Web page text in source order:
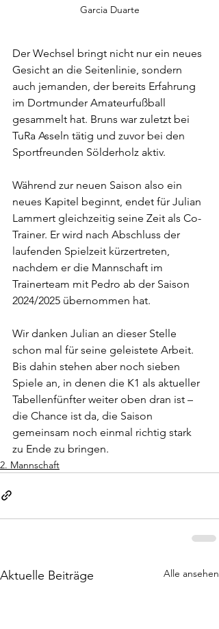
Garcia Duarte
Der Wechsel bringt nicht nur ein neues
Gesicht an die Seitenlinie, sondern
auch jemanden, der bereits Erfahrung
im Dortmunder Amateurfußball
gesammelt hat. Bruns war zuletzt bei
TuRa Asseln tätig und zuvor bei den
Sportfreunden Sölderholz aktiv.
Während zur neuen Saison also ein
neues Kapitel beginnt, endet für Julian
Lammert gleichzeitig seine Zeit als Co-
Trainer. Er wird nach Abschluss der
laufenden Spielzeit kürzertreten,
nachdem er die Mannschaft im
Trainerteam mit Pedro ab der Saison
2024/2025 übernommen hat.
Wir danken Julian an dieser Stelle
schon mal für seine geleistete Arbeit.
Bis dahin stehen aber noch sieben
Spiele an, in denen die K1 als aktueller
Tabellenfünfter weiter oben dran ist –
die Chance ist da, die Saison
gemeinsam noch einmal richtig stark
zu Ende zu bringen.
2. Mannschaft
Aktuelle Beiträge Alle ansehen